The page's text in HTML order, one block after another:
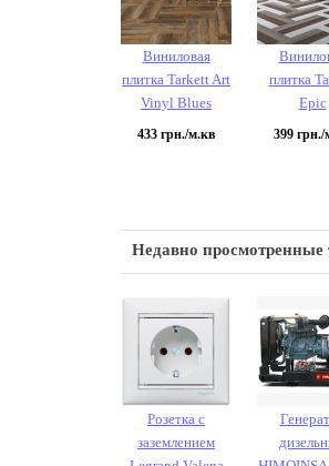
Виниловая
плитка Tarkett Art
Vinyl Blues
433 грн./м.кв
плитка
Epic
399 грн./
Недавно просмотренные
Розетка с
заземлением